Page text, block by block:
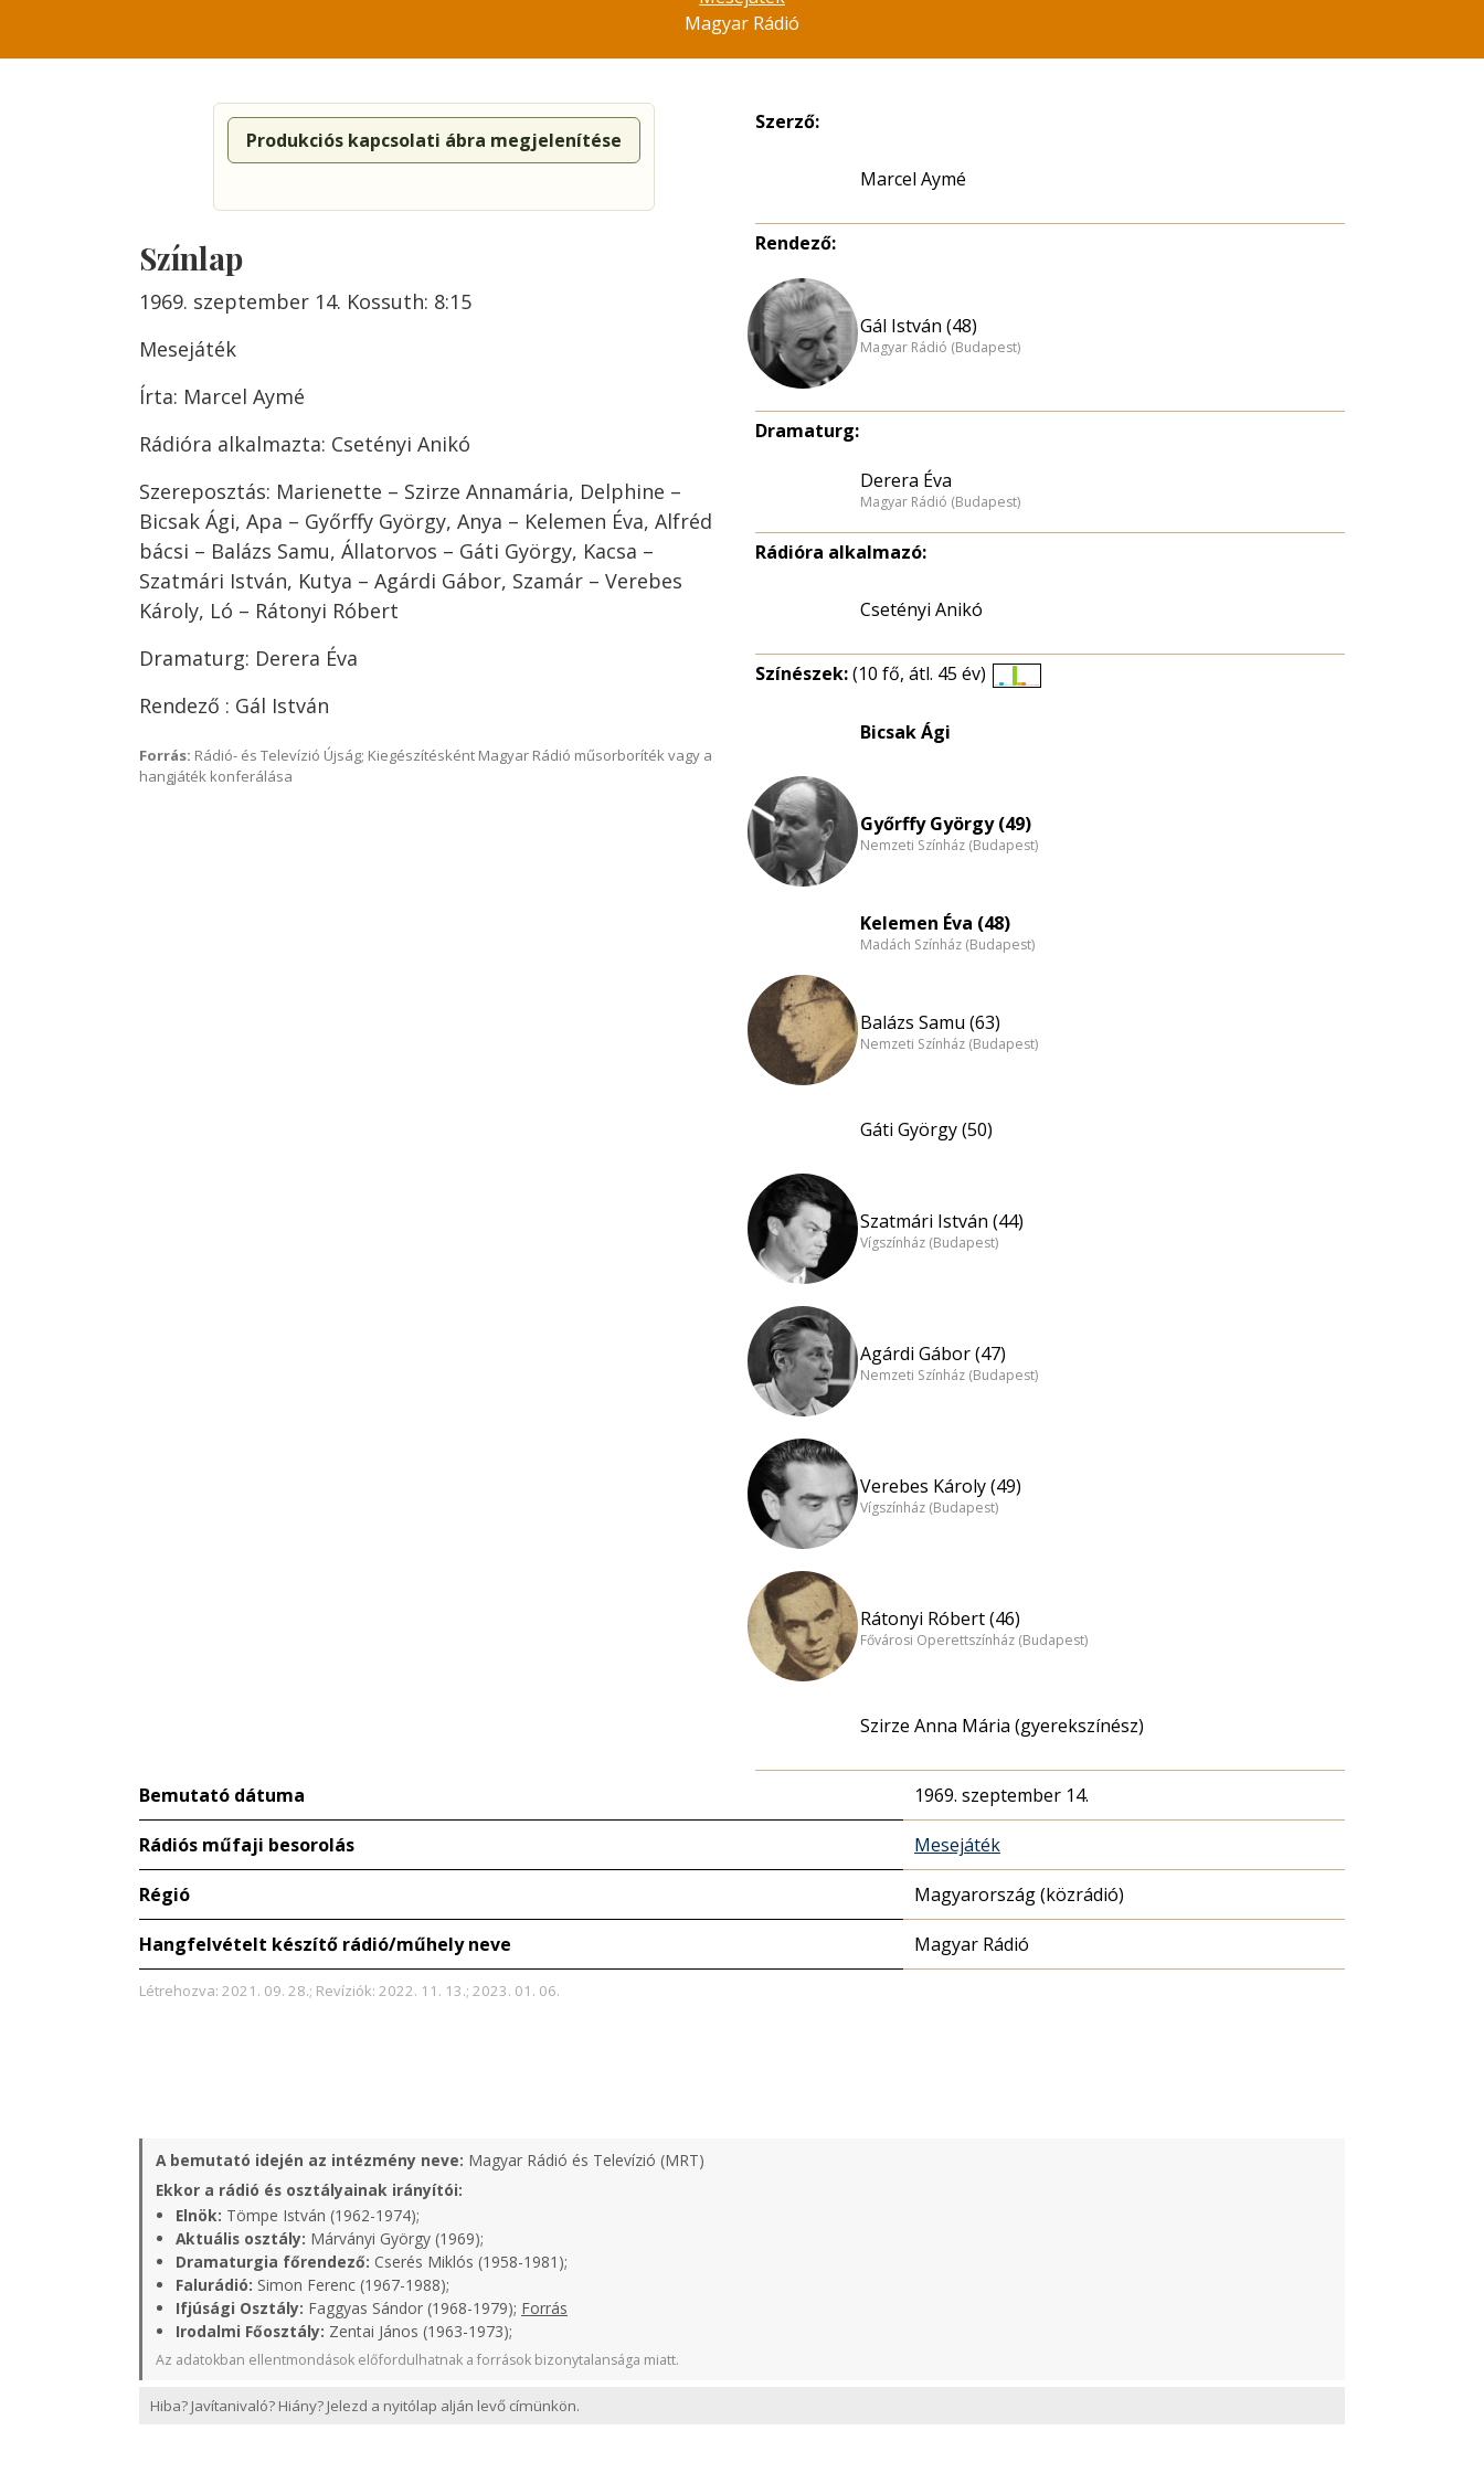
Magyar Rádió
Produkciós kapcsolati ábra megjelenítése
Színlap
1969. szeptember 14. Kossuth: 8:15
Mesejáték
Írta: Marcel Aymé
Rádióra alkalmazta: Csetényi Anikó
Szereposztás: Marienette – Szirze Annamária, Delphine –
Bicsak Ági, Apa – Győrffy György, Anya – Kelemen Éva, Alfréd
bácsi – Balázs Samu, Állatorvos – Gáti György, Kacsa –
Szatmári István, Kutya – Agárdi Gábor, Szamár – Verebes
Károly, Ló – Rátonyi Róbert
Dramaturg: Derera Éva
Rendező : Gál István
Forrás: Rádió- és Televízió Újság; Kiegészítésként Magyar Rádió műsorboríték vagy a
hangjáték konferálása
Szerző:
Marcel Aymé
Rendező:
Gál István (48)
Magyar Rádió (Budapest)
Dramaturg:
Derera Éva
Magyar Rádió (Budapest)
Rádióra alkalmazó:
Csetényi Anikó
Színészek:(10 fő, átl. 45 év)
Bicsak Ági
Győrffy György (49)
Nemzeti Színház (Budapest)
Kelemen Éva (48)
Madách Színház (Budapest)
Balázs Samu (63)
Nemzeti Színház (Budapest)
Gáti György (50)
Szatmári István (44)
Vígszínház (Budapest)
Agárdi Gábor (47)
Nemzeti Színház (Budapest)
Verebes Károly (49)
Vígszínház (Budapest)
Rátonyi Róbert (46)
Fővárosi Operettszínház (Budapest)
Szirze Anna Mária (gyerekszínész)
Bemutató dátuma 1969. szeptember 14.
Rádiós műfaji besorolás Mesejáték
Régió Magyarország (közrádió)
Hangfelvételt készítő rádió/műhely neve Magyar Rádió
Létrehozva: 2021. 09. 28.; Revíziók: 2022. 11. 13.; 2023. 01. 06.
A bemutató idején az intézmény neve: Magyar Rádió és Televízió (MRT)
Ekkor a rádió és osztályainak irányítói:
Elnök: Tömpe István (1962-1974);
Aktuális osztály: Márványi György (1969);
Dramaturgia főrendező: Cserés Miklós (1958-1981);
Falurádió: Simon Ferenc (1967-1988);
Ifjúsági Osztály: Faggyas Sándor (1968-1979); Forrás
Irodalmi Főosztály: Zentai János (1963-1973);
Az adatokban ellentmondások előfordulhatnak a források bizonytalansága miatt.
Hiba? Javítanivaló? Hiány? Jelezd a nyitólap alján levő címünkön.